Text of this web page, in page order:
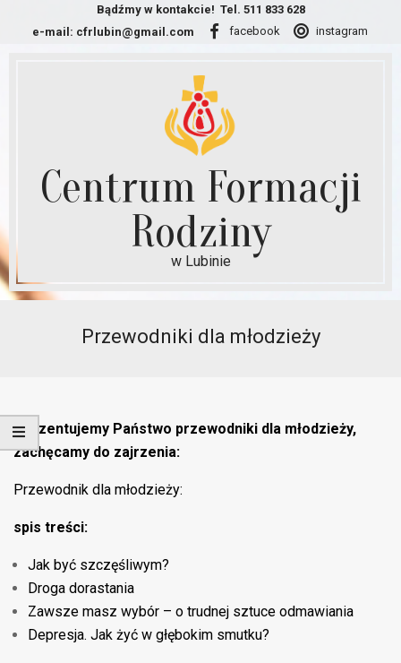
Bądźmy w kontakcie! Tel. 511 833 628
e-mail: cfrlubin@gmail.com facebook instagram
Centrum Formacji
Rodziny
w Lubinie
Przewodniki dla młodzieży
Prezentujemy Państwo przewodniki dla młodzieży,
zachęcamy do zajrzenia:
Przewodnik dla młodzieży:
spis treści:
Jak być szczęśliwym?
Droga dorastania
Zawsze masz wybór – o trudnej sztuce odmawiania
Depresja. Jak żyć w głębokim smutku?